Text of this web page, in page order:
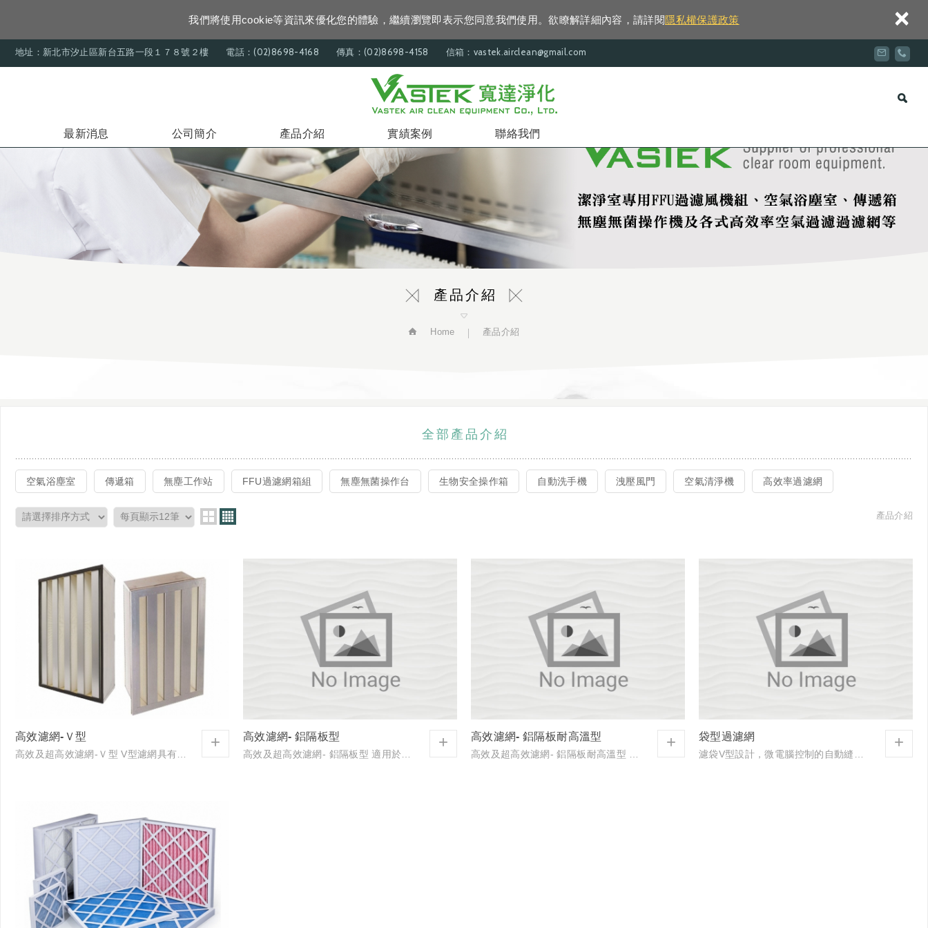
我們將使用cookie等資訊來優化您的體驗，繼續瀏覽即表示您同意我們使用。欲瞭解詳細內容，請詳閱隱私權保護政策 ×
地址：新北市汐止區新台五路一段１７８號２樓 電話：(02)8698-4168 傳真：(02)8698-4158 信箱：vastek.airclean@gmail.com
最新消息 公司簡介 產品介紹 實績案例 聯絡我們
產品介紹
Home 產品介紹
全部產品介紹
空氣浴塵室 傳遞箱 無塵工作站 FFU過濾網箱組 無塵無菌操作台 生物安全操作箱 自動洗手機 洩壓風門 空氣清淨機 高效率過濾網
產品介紹
高效濾網-Ｖ型 + 高效濾網- 鋁隔板型 + 高效濾網- 鋁隔板耐高溫型 + 袋型過濾網 +